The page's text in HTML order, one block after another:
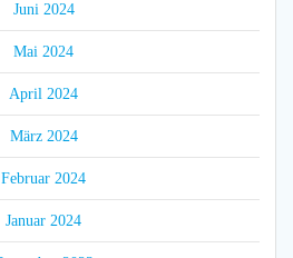
Juni 2024
Mai 2024
April 2024
März 2024
Februar 2024
Januar 2024